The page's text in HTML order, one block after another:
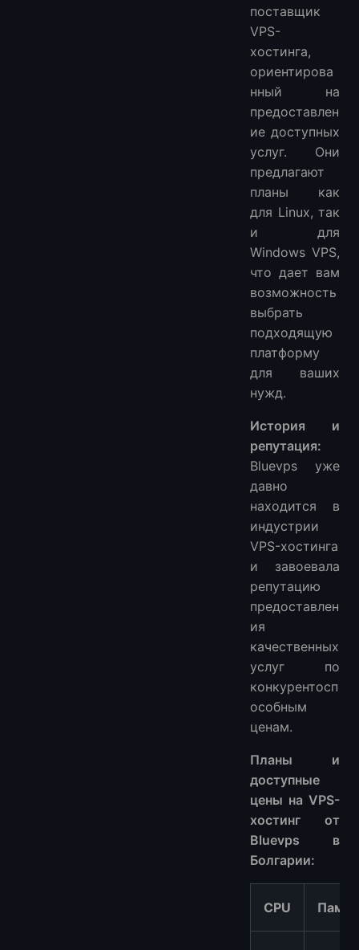
поставщик
VPS-
хостинга,
ориентирова
нный на
предоставлен
ие доступных
услуг. Они
предлагают
планы как
для Linux, так
и для
Windows VPS,
что дает вам
возможность
выбрать
подходящую
платформу
для ваших
нужд.
История и
репутация:
Bluevps уже
давно
находится в
индустрии
VPS-хостинга
и завоевала
репутацию
предоставлен
ия
качественных
услуг по
конкурентосп
особным
ценам.
Планы и
доступные
цены на VPS-
хостинг от
Bluevps в
Болгарии:
CPU